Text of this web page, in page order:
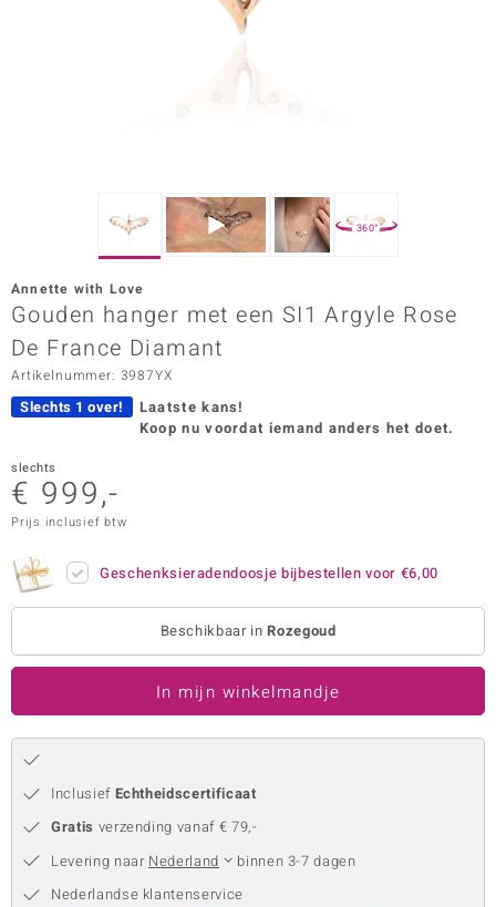
Vogue
Collection
360°
Annette with Love
Gouden hanger met een SI1 Argyle Rose
De France Diamant
Artikelnummer: 3987YX
Slechts 1 over!
Laatste kans!
Koop nu voordat iemand anders het doet.
slechts
€ 999,-
Prijs inclusief btw
Geschenksieradendoosje bijbestellen voor €6,00
Beschikbaar inRozegoud
In mijn winkelmandje
Inclusief Echtheidscertificaat
Gratis verzending vanaf € 79,-
Levering naar Nederland
binnen 3-7 dagen
Nederlandse klantenservice